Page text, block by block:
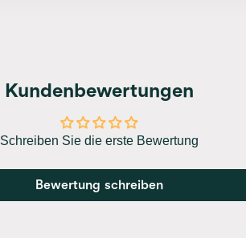
Kundenbewertungen
Schreiben Sie die erste Bewertung
Bewertung schreiben